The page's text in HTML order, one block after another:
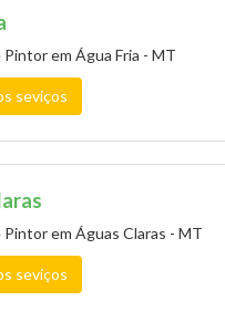
Pintor em Água Fria - MT
seviços
Pintor em Águas Claras - MT
seviços